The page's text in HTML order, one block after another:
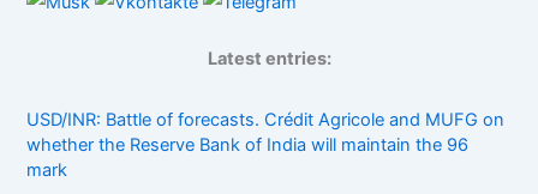
Latest entries:
USD/INR: Battle of forecasts. Crédit Agricole and MUFG on
whether the Reserve Bank of India will maintain the 96
mark